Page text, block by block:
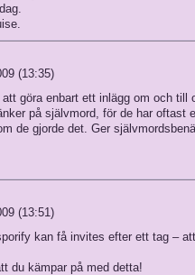
(13:35)
göra enbart ett inlägg om och till
på självmord, för de har oftast
de gjorde det. Ger
(13:51)
kan få invites efter ett tag –
du kämpar på med detta!